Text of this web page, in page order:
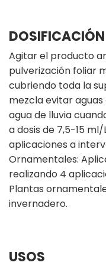
DOSIFICACIÓN
Agitar el producto
pulverización foliar
cubriendo toda la
mezcla evitar
agua de lluvia
a dosis de 7,5-15
aplicaciones a
Ornamentales:
realizando 4
Plantas
invernadero.
USOS